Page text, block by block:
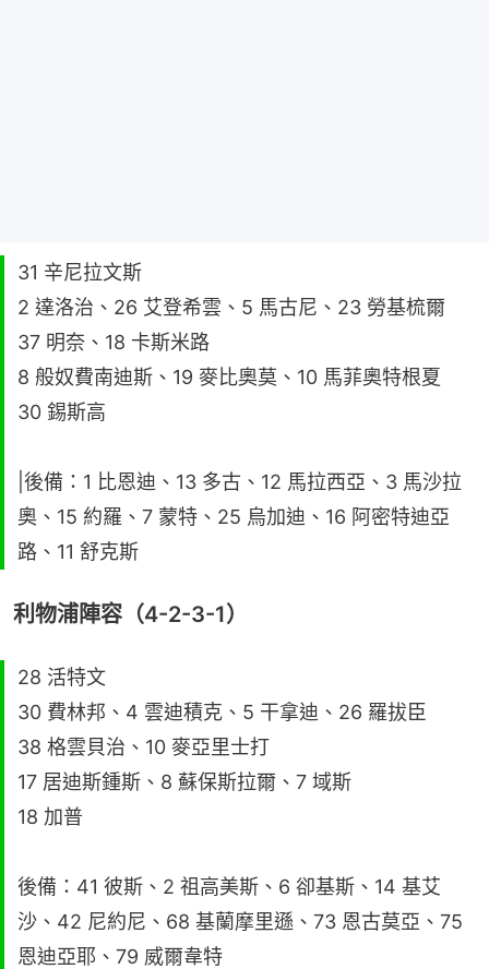
31 辛尼拉文斯
2 達洛治、26 艾登希雲、5 馬古尼、23 勞基梳爾
37 明奈、18 卡斯米路
8 般奴費南迪斯、19 麥比奧莫、10 馬菲奧特根夏
30 錫斯高
|後備：1 比恩迪、13 多古、12 馬拉西亞、3 馬沙拉
奧、15 約羅、7 蒙特、25 烏加迪、16 阿密特迪亞
路、11 舒克斯
利物浦陣容（4-2-3-1）
28 活特文
30 費林邦、4 雲迪積克、5 干拿迪、26 羅拔臣
38 格雲貝治、10 麥亞里士打
17 居迪斯鍾斯、8 蘇保斯拉爾、7 域斯
18 加普
後備：41 彼斯、2 祖高美斯、6 卻基斯、14 基艾
沙、42 尼約尼、68 基蘭摩里遜、73 恩古莫亞、75
恩迪亞耶、79 威爾韋特